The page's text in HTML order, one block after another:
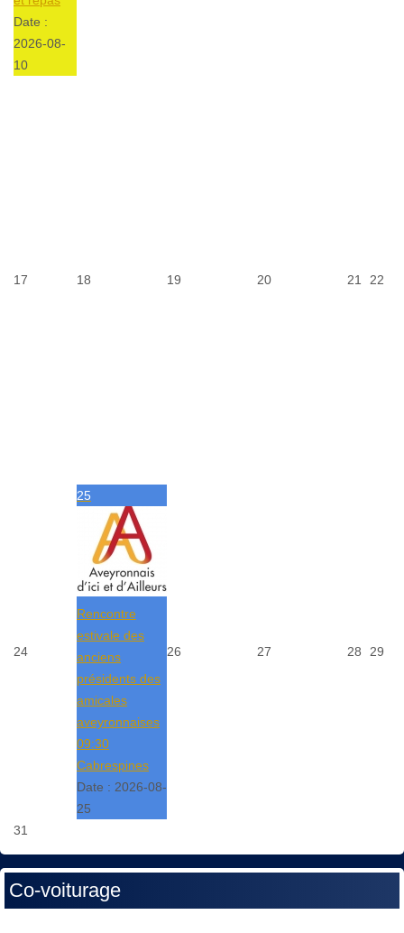
Date :
2026-08-
10
17 18 19 20 21 22
24
25
Rencontre
estivale des
anciens
présidents des
amicales
aveyronnaises
09:30
Cabrespines
Date : 2026-08-
25
26 27 28 29
31
Co-voiturage